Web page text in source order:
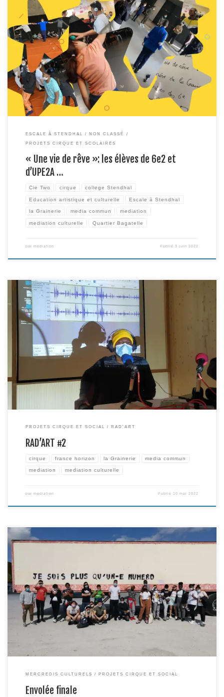
Lundi 30 mai, devant près de 80 personnes, les élèves de 6e2 faisaient
l’expérience de la scène, en présentant à leurs parents, aux voisins – élèves
de CP de l’école ou membres de la résidence séniors- enseignant.e.s le
travail réalisé avec les artistes de la Cie Two et l’association Media […]
ESCALE À STENDHAL
NON CLASSÉ
PROJETS CIRQUE ET SCOLAIRES
« Une vie de rêve »: les élèves de 6e2 et
d’UPE2A …
Cie Two cirque college Stendhal
Education artistique et culturelle Escale à Stendhal
la Grainerie media commun mediation
mediation culturelle Quartier Bagatelle
par mediation Publié3 juin 2022
La deuxième session du projet Rad’art, mené en partenariat avec Media
Commun et France Horizon, s’est déroulé du 11 au 15 avril 2022.
L’émission réalisée par les participants s’écoute ICI ! Si le projet a subi
quelques aléas (climatiques notamment, vent et chapiteau faisant mauvais
ménage) par rapport au programme […]
PROJETS CIRQUE ET SOCIAL RAD'ART
RAD’ART #2
cirque france horizon la Grainerie media commun
mediation mediation culturelle
par mediation Publié 10 mai 2022
Le 2 juin dernier, les adolescents des Mercredis Culturels terminaient leur
parcours à la Grainerie par une initiation au trapèze Grand Volant.
L’occasion de revenir sur les différentes étapes circassiennes du projet…
sachant que l’aventure se poursuit encore jusqu’au 23 juin, avec d’autres
rendez-vous proposés par les partenaires du projet (BBB […]
MERCREDIS CULTURELS PROJETS CIRQUE ET SOCIAL
Envolée finale